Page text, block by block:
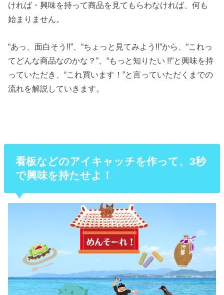
ければ・興味を持って商品を見てもらわなければ、何も
始まりません。
“あっ、面白そう!!”、“ちょっと見てみよう!!”から、“これっ
てどんな商品なのかな？”、“もっと知りたい !!”と興味を持
っていただき、“これ買います！”と言っていただくまでの
流れを解説していきます。
看板などのアイキャッチを作って、3秒
で興味を持たせよ！